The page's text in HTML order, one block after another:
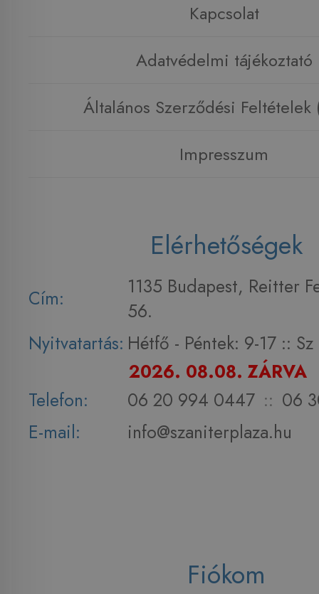
Kapcsolat
Adatvédelmi tájékoztató
Általános Szerződési Feltételek
Impresszum
Elérhetőségek
Cím:
1135 Budapest, Reitter
56.
Nyitvatartás: Hétfő - Péntek: 9-17 :: Sz
2026. 08.08. ZÁRVA
Telefon:
06 20 994 0447 :: 06
E-mail:
info@szaniterplaza.hu
Fiókom